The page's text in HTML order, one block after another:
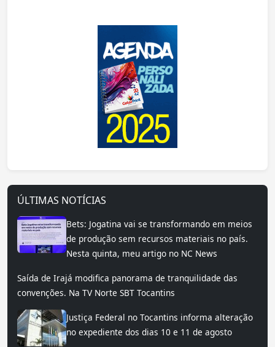
ÚLTIMAS NOTÍCIAS
Bets: Jogatina vai se transformando em meios
de produção sem recursos materiais no país.
Nesta quinta, meu artigo no NC News
Saída de Irajá modifica panorama de tranquilidade das
convenções. Na TV Norte SBT Tocantins
Justiça Federal no Tocantins informa alteração
no expediente dos dias 10 e 11 de agosto